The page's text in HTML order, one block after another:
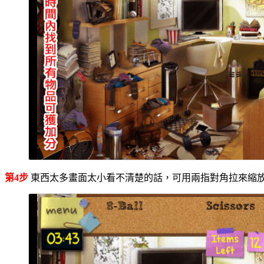
第4步 東西太多畫面太小看不清楚的話，可用兩指對角拉來縮